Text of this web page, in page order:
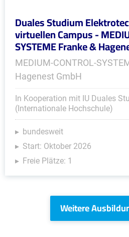
Duales Studium
virtuellen Campus -
SYSTEME Franke &
MEDIUM-CONTROL-
Hagenest GmbH
In Kooperation mit IU Duales
(Internationale Hochschule)
bundesweit
Start: Oktober 2026
Freie Plätze: 1
Weitere